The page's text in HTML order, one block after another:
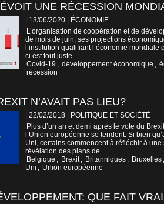
UNE RÉCESSION
| 13/06/2020
ÉCONOMIE
L’organisation de coopération et de
de mois de juin, ses projections
l’institution qualifiant l’économie
ci est tout juste...
Covid-19 , développement économique ,
récession
N’AVAIT PAS LIEU?
| 22/02/2018
POLITIQUE ET SOCIÉTÉ
Plus d’un an et demi après le vote du
l’Union européenne se tendent. Si bien
Uni, certains commencent à réfléchir à
révélation des plans de...
Belgique , Brexit , Britanniques , Bruxelles ,
Uni , Union européenne
QUE FAIT